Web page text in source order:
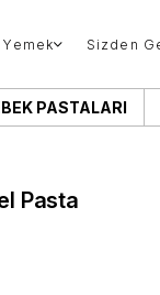
Yemek Sizden
PASTALARI
Pasta